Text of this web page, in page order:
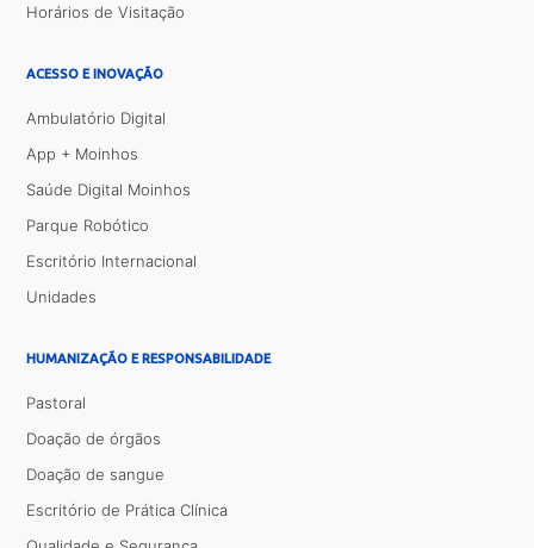
Horários de Visitação
ACESSO E INOVAÇÃO
Ambulatório Digital
App + Moinhos
Saúde Digital Moinhos
Parque Robótico
Escritório Internacional
Unidades
HUMANIZAÇÃO E RESPONSABILIDADE
Pastoral
Doação de órgãos
Doação de sangue
Escritório de Prática Clínica